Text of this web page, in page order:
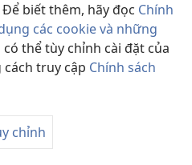
biết thêm, hãy đọc Chính
các cookie và những
có thể tùy chỉnh cài đặt của
truy cập Chính sách
chỉnh
and Tract Society of Pennsylvania.